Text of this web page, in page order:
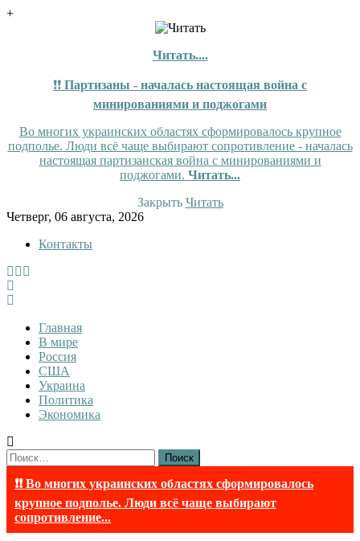
+
Читать....
❗❗ Партизаны - началась настоящая война с
минированиями и поджогами
Во многих украинских областях сформировалось крупное
подполье. Люди всё чаще выбирают сопротивление - началась
настоящая партизанская война с минированиями и
поджогами. Читать...
Закрыть Читать
Skip
content
Четверг, 06 августа, 2026
Контакты
InfoRuss
InfoRuss — Новости
Главная
В мире
Россия
США
Украина
Политика
Экономика
Найти:
❗❗ Во многих украинских областях сформировалось
крупное подполье. Люди всё чаще выбирают
сопротивление...